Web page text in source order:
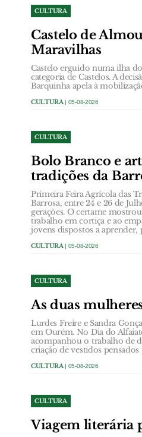
CULTURA
Castelo de
Maravilhas
Castelo erguido numa ilha
categoria de Castelos. A
Barquinha apela à
CULTURA | 05-08-2026
CULTURA
Bolo Branco e
tradições da
Primeira Feira Agrícola das
Barrosa, entre 24 e 26 de
gerações. O certame
trabalho em cortiça e ao
jovens dispostos a
CULTURA | 05-08-2026
CULTURA
As duas
Lurdes Freire e Sandra
em Ourém. No Dia do
acompanhou o trabalho de
criação de vestidos
CULTURA | 05-08-2026
CULTURA
Viagem literária